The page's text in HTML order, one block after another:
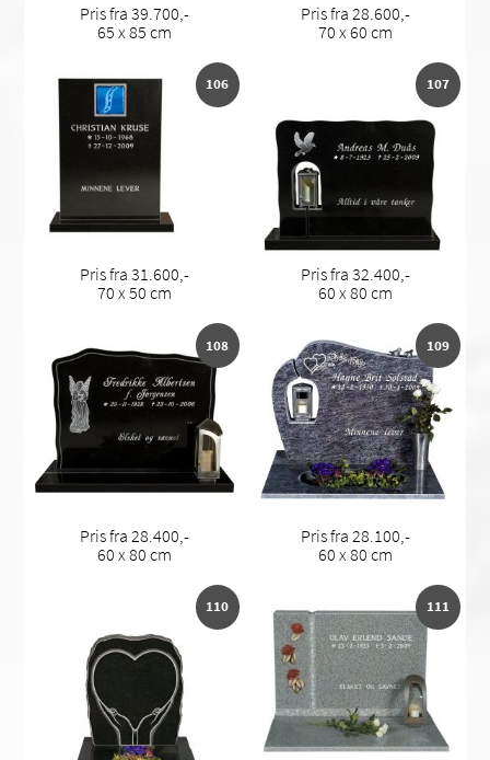
Pris fra 39.700,-
65 x 85 cm
Pris fra 28.600,-
70 x 60 cm
106
Pris fra 31.600,-
70 x 50 cm
107
Pris fra 32.400,-
60 x 80 cm
108
Pris fra 28.400,-
60 x 80 cm
109
Pris fra 28.100,-
60 x 80 cm
110 111